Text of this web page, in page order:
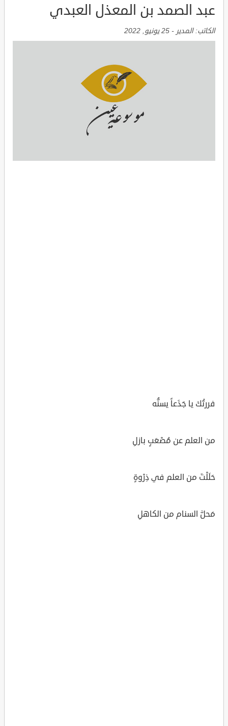
عبد الصمد بن المعذل العبدي
الكاتب:المدير - 25 يونيو, 2022
فررتُكَ يا جَذَعاً يسنُّه
من العلم عن مُصْعَبٍ بازلِ
حَلَلْتَ من العلم في ذِرْوةٍ
مَحلَّ السنام من الكاهلِ